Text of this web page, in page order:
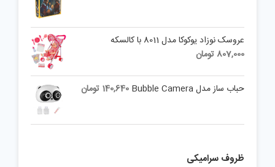
عروسک نوزاد یوکوکا مدل 8011 با کالسکه
807,000 تومان
حباب ساز مدل Bubble Camera 140,640 تومان
ظروف سرامیکی